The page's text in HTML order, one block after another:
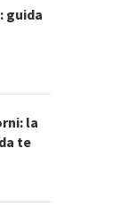
guida
la
te